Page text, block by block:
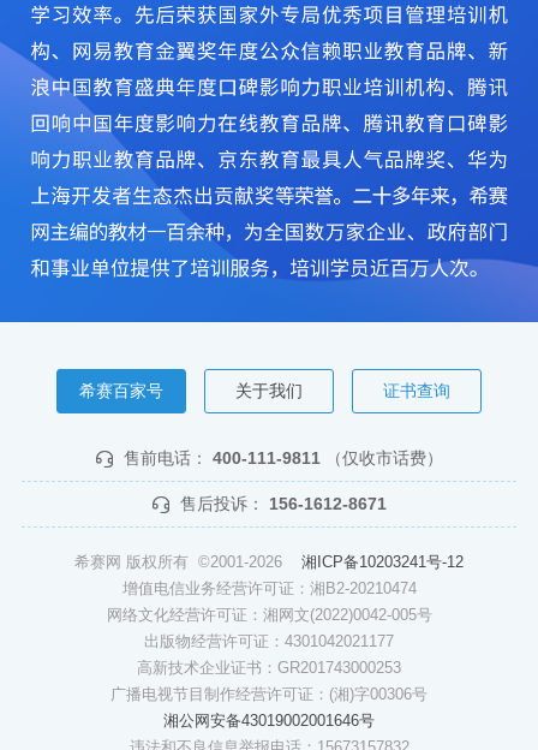
希赛百家号 关于我们 证书查询
售前电话： 400-111-9811 （仅收市话费）
售后投诉： 156-1612-8671
希赛网 版权所有 ©2001-2026 湘ICP备10203241号-12
增值电信业务经营许可证：湘B2-20210474
网络文化经营许可证：湘网文(2022)0042-005号
出版物经营许可证：4301042021177
高新技术企业证书：GR201743000253
广播电视节目制作经营许可证：(湘)字00306号
湘公网安备43019002001646号